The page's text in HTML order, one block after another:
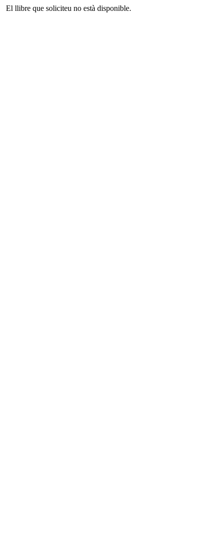
El llibre que soliciteu no està disponible.